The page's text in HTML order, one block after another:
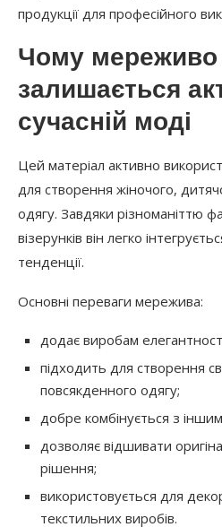
продукції для професійного
Чому мереживо
залишається
сучасній моді
Цей матеріал активно
для створення жіночого,
одягу. Завдяки різноманіттю
візерунків він легко
тенденції.
Основні переваги мережива:
додає виробам
підходить для створення
повсякденного одягу;
добре комбінується з
дозволяє відшивати
рішення;
використовується для
текстильних виробів.